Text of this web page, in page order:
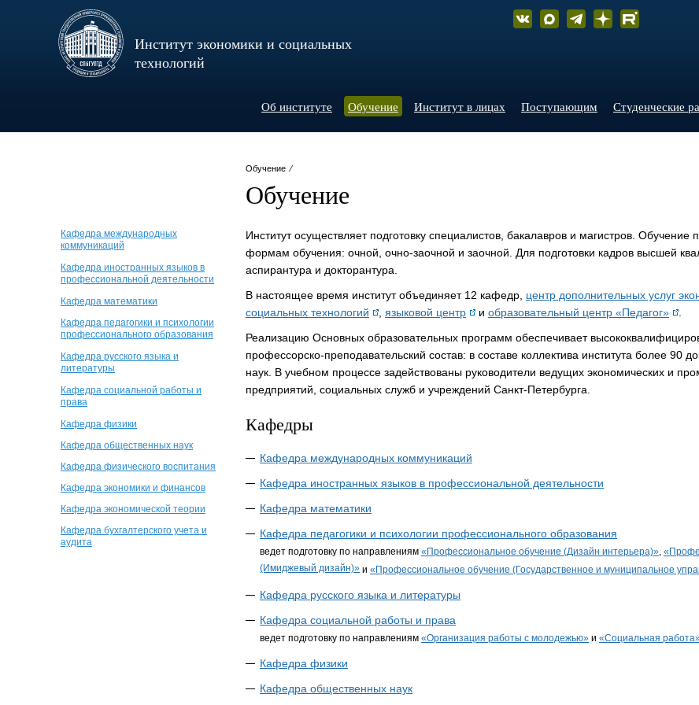
Институт экономики и социальных
технологий
Об институте Обучение Институт в лицах Поступающим Студенческие
Обучение ⁄
Обучение
Кафедра международных
коммуникаций
Кафедра иностранных языков в
профессиональной деятельности
Кафедра математики
Кафедра педагогики и психологии
профессионального образования
Кафедра русского языка и
литературы
Кафедра социальной работы и
права
Кафедра физики
Кафедра общественных наук
Кафедра физического воспитания
Кафедра экономики и финансов
Кафедра экономической теории
Кафедра бухгалтерского учета и
аудита
Институт осуществляет подготовку специалистов, бакалавров и магистров. Обучение
формам обучения: очной, очно-заочной и заочной. Для подготовки кадров высшей
аспирантура и докторантура.
В настоящее время институт объединяет 12 кафедр, центр дополнительных услуг
социальных технологий
языковой центр и образовательный центр «Педагог»
Реализацию Основных образовательных программ обеспечивает
профессорско-преподавательский состав: в составе коллектива института более 90
наук. В учебном процессе задействованы руководители ведущих экономических и
предприятий, социальных служб и учреждений Санкт-Петербурга.
Кафедры
Кафедра международных коммуникаций
Кафедра иностранных языков в профессиональной деятельности
Кафедра математики
Кафедра педагогики и психологии профессионального образования
ведет подготовку по направлениям «Профессиональное обучение (Дизайн интерьера)»,
(Имиджевый дизайн)» и «Профессиональное обучение (Государственное и муниципальное
Кафедра русского языка и литературы
Кафедра социальной работы и права
ведет подготовку по направлениям «Организация работы с молодежью» и «Социальная
Кафедра физики
Кафедра общественных наук